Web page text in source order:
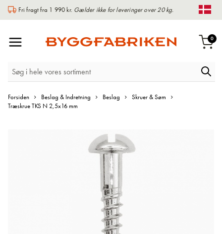
Fri fragt fra 1 990 kr. Gælder ikke for leveringer over 20 kg.
0
Forsiden Beslag & Indretning Beslag
Skruer & Søm
Træskrue TKS N 2,5x16 mm